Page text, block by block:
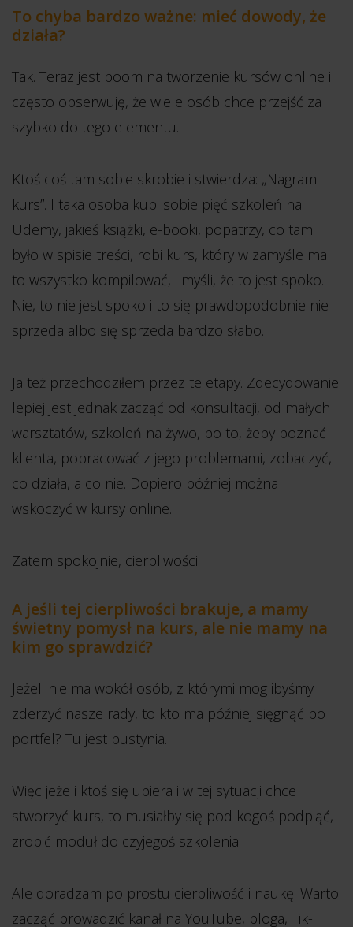
To chyba bardzo ważne: mieć dowody, że
działa?
Tak. Teraz jest boom na tworzenie kursów online i
często obserwuję, że wiele osób chce przejść za
szybko do tego elementu.
Ktoś coś tam sobie skrobie i stwierdza: „Nagram
kurs”. I taka osoba kupi sobie pięć szkoleń na
Udemy, jakieś książki, e-booki, popatrzy, co tam
było w spisie treści, robi kurs, który w zamyśle ma
to wszystko kompilować, i myśli, że to jest spoko.
Nie, to nie jest spoko i to się prawdopodobnie nie
sprzeda albo się sprzeda bardzo słabo.
Ja też przechodziłem przez te etapy. Zdecydowanie
lepiej jest jednak zacząć od konsultacji, od małych
warsztatów, szkoleń na żywo, po to, żeby poznać
klienta, popracować z jego problemami, zobaczyć,
co działa, a co nie. Dopiero później można
wskoczyć w kursy online.
Zatem spokojnie, cierpliwości.
A jeśli tej cierpliwości brakuje, a mamy
świetny pomysł na kurs, ale nie mamy na
kim go sprawdzić?
Jeżeli nie ma wokół osób, z którymi moglibyśmy
zderzyć nasze rady, to kto ma później sięgnąć po
portfel? Tu jest pustynia.
Więc jeżeli ktoś się upiera i w tej sytuacji chce
stworzyć kurs, to musiałby się pod kogoś podpiąć,
zrobić moduł do czyjegoś szkolenia.
Ale doradzam po prostu cierpliwość i naukę. Warto
zacząć prowadzić kanał na YouTube, bloga, Tik-